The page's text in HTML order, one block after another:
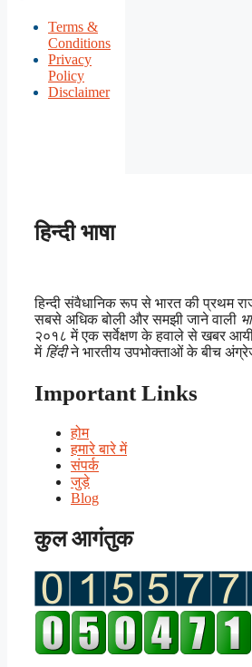
Terms &
Conditions
Privacy
Policy
Disclaimer
हिन्दी भाषा
हिन्दी संवैधानिक रूप से भारत की प्रथम
सबसे अधिक बोली और समझी जाने वाली
२०१८ में एक सर्वेक्षण के हवाले से खबर
में हिंदीने भारतीय उपभोक्ताओं के बीच
Important Links
होम
हमारे बारे में
संपर्क
जुड़े
Blog
कुल आगंतुक